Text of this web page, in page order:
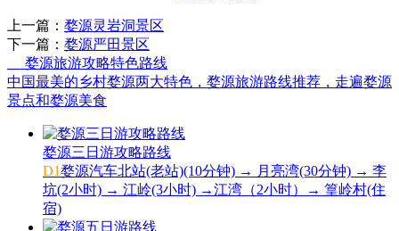
上一篇： 婺源灵岩洞景区
下一篇： 婺源严田景区
婺源旅游攻略特色路线
中国最美的乡村婺源两大特色，婺源旅游路线推荐，走遍婺源
景点和婺源美食
婺源三日游攻略路线
D1婺源汽车北站(老站)(10分钟) → 月亮湾(30分钟) → 李
坑(2小时) → 江岭(3小时) →江湾（2小时）→ 篁岭村(住
宿)